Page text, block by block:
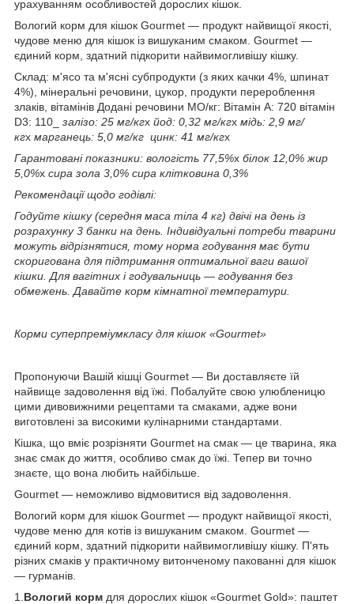
урахуванням особливостей дорослих кішок.
Вологий корм для кішок Gourmet — продукт найвищої якості,
чудове меню для кішок із вишуканим смаком. Gourmet —
єдиний корм, здатний підкорити найвимогливішу кішку.
Склад: м'ясо та м'ясні субпродукти (з яких качки 4%, шпинат
4%), мінеральні речовини, цукор, продукти перероблення
злаків, вітамінів Додані речовини МО/кг: Вітамін А: 720 вітамін
D3: 110_
залізо: 25 мг/кгx йод: 0,32 мг/кгx мідь: 2,9 мг/
кгx марганець: 5,0 мг/кг цинк: 41 мг/кгx
Гарантовані показники: вологість 77,5%x білок 12,0% жир
5,0%x сира зола 3,0% сира клітковина 0,3%
Рекомендації щодо годівлі:
Годуйте кішку (середня маса тіла 4 кг) двічі на день із
розрахунку 3 банки на день. Індивідуальні потреби тварини
можуть відрізнятися, тому норма годування має бути
скоригована для підтримання оптимальної ваги вашої
кішки. Для вагітних і годувальниць — годування без
обмежень. Давайте корм кімнатної температури.
Корми суперпреміумкласу для кішок «Gourmet»
Пропонуючи Вашій кішці Gourmet — Ви доставляєте їй
найвище задоволення від їжі. Побалуйте свою улюбленицю
цими дивовижними рецептами та смаками, адже вони
виготовлені за високими кулінарними стандартами.
Кішка, що вміє розрізняти Gourmet на смак — це тварина, яка
знає смак до життя, особливо смак до їжі. Тепер ви точно
знаєте, що вона любить найбільше.
Gourmet — неможливо відмовитися від задоволення.
Вологий корм для кішок Gourmet — продукт найвищої якості,
чудове меню для котів із вишуканим смаком. Gourmet —
єдиний корм, здатний підкорити найвимогливішу кішку. П'ять
різних смаків у практичному витонченому пакованні для кішок
— гурманів.
1. Вологий корм для дорослих кішок «Gourmet Gold»: паштет